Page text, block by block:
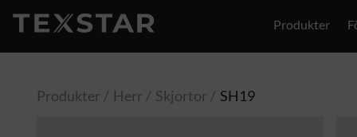
Produkter
Produkter Herr Skjortor SH19